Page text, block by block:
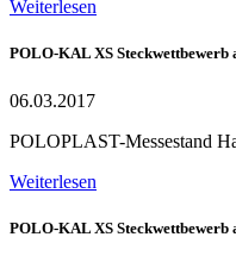
Weiterlesen
POLO-KAL XS
06.03.2017
POLOPLAST-Messestand
Weiterlesen
POLO-KAL XS Steckwettbewerb